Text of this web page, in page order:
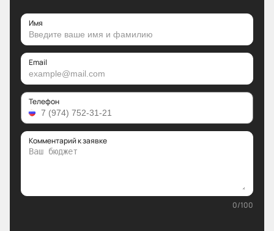
Имя
Email
Телефон
Комментарий к заявке
0/100